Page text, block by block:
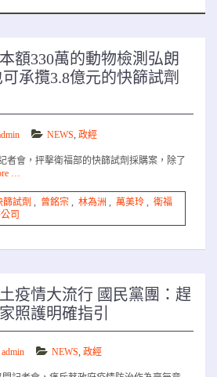
額330萬的動物檢測弘朗
承攬3.8億元的快篩試劑
NEWS, 政經
者會，抨擊衛福部的快篩試劑採購案，除了
…
篩試劑 , 曾銘宗 , 林為洲 , 萬美玲 , 衛福
司
疫情大流行 國民黨團：趕
照護明確指引
admin NEWS, 政經